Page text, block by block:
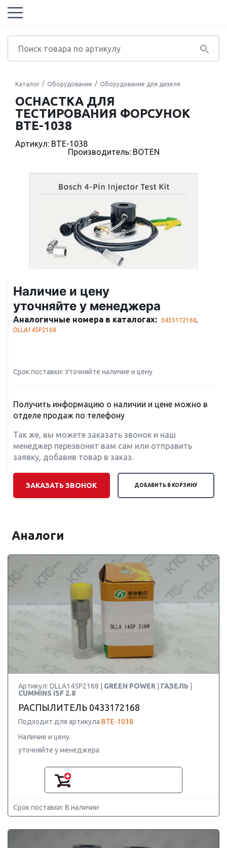
Каталог Оборудование Оборудование для дизеля
ОСНАСТКА ДЛЯ
ТЕСТИРОВАНИЯ ФОРСУНОК
BTE-1038
Артикул: BTE-1038
Производитель: BOTEN
Наличие и цену
уточняйте у менеджера
Аналогичные номера в каталогах: 0433172168,
DLLA145P2168
Срок поставки: Уточняйте наличие и цену
Получить информацию о наличии и цене можно в
отделе продаж по телефону
Так же, вы можете заказать звонок и наш
менеджер перезвонит вам сам или отправить
заявку, добавив товар в заказ.
ЗАКАЗАТЬ ЗВОНОК ДОБАВИТЬ В КОРЗИНУ
Аналоги
Артикул: DLLA145P2168 | GREEN POWER ГАЗЕЛЬ
CUMMINS ISF 2.8
РАСПЫЛИТЕЛЬ 0433172168
Подходит для артикула BTE-1038
Наличие и цену
уточняйте у менеджера
Срок поставки: В наличии